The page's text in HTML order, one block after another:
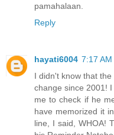
pamahalaan.
Reply
hayati6004 7:17 AM
I didn't know that
change since 2001!
me to check if he
have memorized it
line, I said, WHOA!